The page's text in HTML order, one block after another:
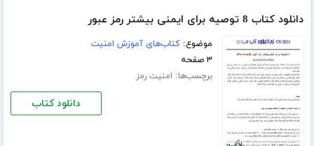
دانلود کتاب 8 توصیه برای ایمنی بیشتر رمز عبور
موضوع:کتاب‌های آموزش امنیت
۳ صفحه
برچسب‌ها: امنیت رمز
دانلود کتاب